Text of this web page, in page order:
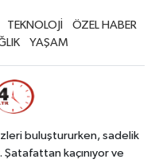
TEKNOLOJİ
ÖZEL HABER
YAŞAM
buluştururken, sadelik
kaçınıyor ve